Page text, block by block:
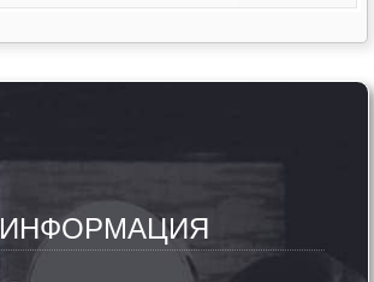
ИНФОРМАЦИЯ